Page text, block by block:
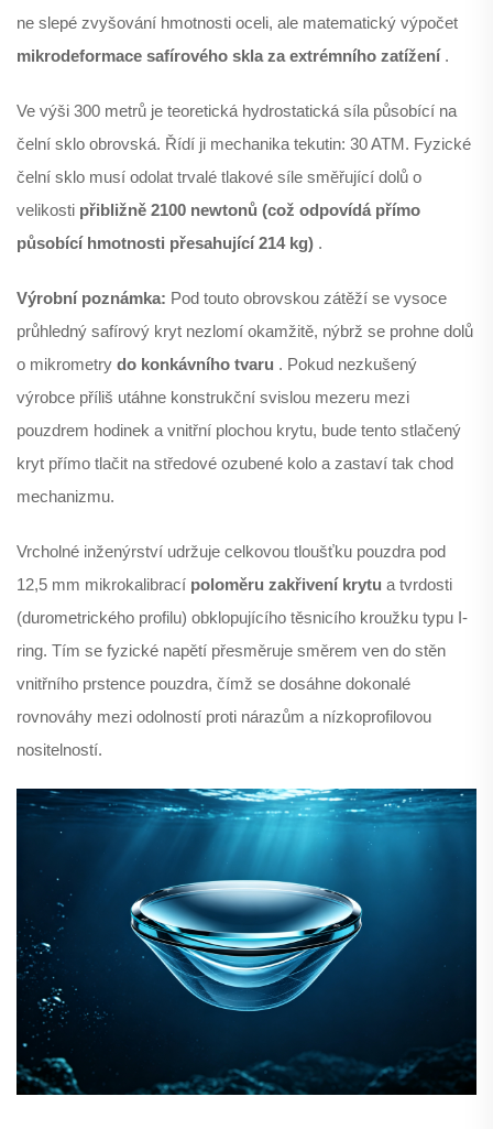
ne slepé zvyšování hmotnosti oceli, ale matematický výpočet
mikrodeformace safírového skla za extrémního zatížení .
Ve výši 300 metrů je teoretická hydrostatická síla působící na
čelní sklo obrovská. Řídí ji mechanika tekutin: 30 ATM. Fyzické
čelní sklo musí odolat trvalé tlakové síle směřující dolů o
velikosti přibližně 2100 newtonů (což odpovídá přímo
působící hmotnosti přesahující 214 kg) .
Výrobní poznámka: Pod touto obrovskou zátěží se vysoce
průhledný safírový kryt nezlomí okamžitě, nýbrž se prohne dolů
o mikrometry do konkávního tvaru . Pokud nezkušený
výrobce příliš utáhne konstrukční svislou mezeru mezi
pouzdrem hodinek a vnitřní plochou krytu, bude tento stlačený
kryt přímo tlačit na středové ozubené kolo a zastaví tak chod
mechanizmu.
Vrcholné inženýrství udržuje celkovou tloušťku pouzdra pod
12,5 mm mikrokalibrací poloměru zakřivení krytu a tvrdosti
(durometrického profilu) obklopujícího těsnicího kroužku typu I-
ring. Tím se fyzické napětí přesměruje směrem ven do stěn
vnitřního prstence pouzdra, čímž se dosáhne dokonalé
rovnováhy mezi odolností proti nárazům a nízkoprofilovou
nositelností.